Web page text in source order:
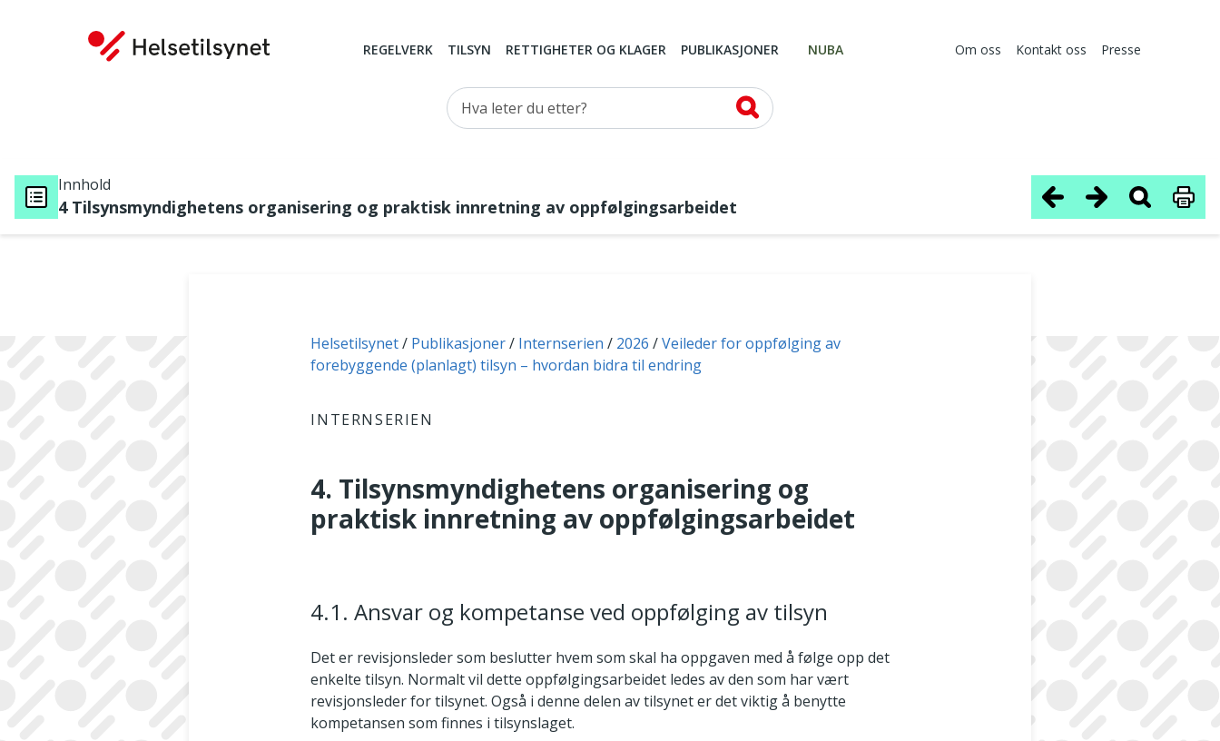
REGELVERK TILSYN RETTIGHETER OG KLAGER PUBLIKASJONER NUBA Om oss Kontakt oss Presse
Hva leter du etter?
Innhold
4 Tilsynsmyndighetens organisering og praktisk innretning av oppfølgingsarbeidet
Du er her:
Helsetilsynet Publikasjoner Internserien 2026
Veileder for oppfølging av
forebyggende (planlagt) tilsyn – hvordan bidra til endring
INTERNSERIEN
4. Tilsynsmyndighetens organisering og
praktisk innretning av oppfølgingsarbeidet
4.1. Ansvar og kompetanse ved oppfølging av tilsyn
Det er revisjonsleder som beslutter hvem som skal ha oppgaven med å følge opp det
enkelte tilsyn. Normalt vil dette oppfølgingsarbeidet ledes av den som har vært
revisjonsleder for tilsynet. Også i denne delen av tilsynet er det viktig å benytte
kompetansen som finnes i tilsynslaget.